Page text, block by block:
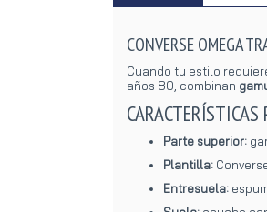
CONVERSE OMEGA
Cuando tu estilo
años 80, combinan
Parte superior:
Plantilla:
Entresuela: